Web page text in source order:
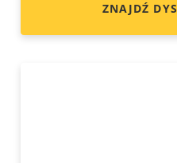
ZNAJDŹ